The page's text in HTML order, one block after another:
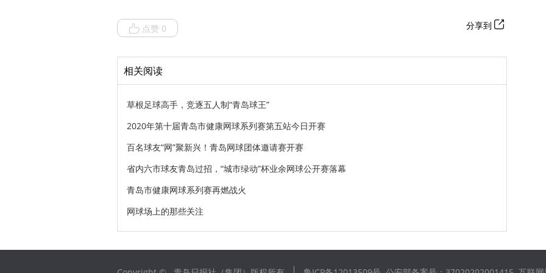
点赞 0 分享到
相关阅读
草根足球高手，竞逐五人制“青岛球王”
2020年第十届青岛市健康网球系列赛第五站今日开赛
百名球友“网”聚新兴！青岛网球团体邀请赛开赛
省内六市球友青岛过招，“城市绿动”杯业余网球公开赛落幕
青岛市健康网球系列赛再燃战火
网球场上的那些关注